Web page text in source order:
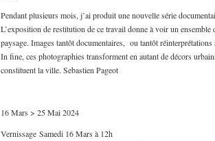
Pendant plusieurs mois, j’ai produit une nouvelle série
L’exposition de restitution de ce travail donne à voir un
paysage. Images tantôt documentaires, ou tantôt
In fine, ces photographies transforment en autant de décors
constituent la ville. Sebastien Pageot
16 Mars > 25 Mai 2024
Vernissage Samedi 16 Mars à 12h